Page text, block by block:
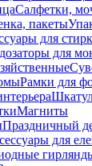
Салфетки,
пакеты
для
для
Рамки для
Магниты
Праздничный
для